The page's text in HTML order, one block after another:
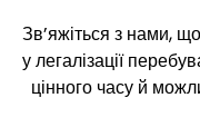
Зв’яжіться з нами,
у легалізації
цінного часу й